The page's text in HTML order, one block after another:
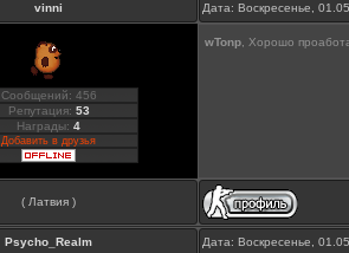
vinni Дата: Воскресенье,
Сообщений: 456
Репутация: 53
Награды:4
Добавить в друзья
wTonp, Хорошо
( Латвия )
Psycho_Realm Дата: Воскресенье,